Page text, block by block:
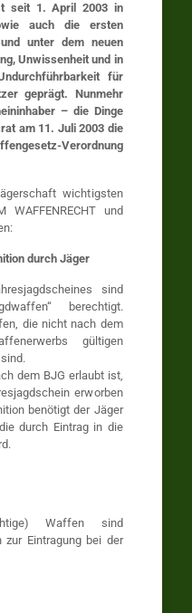
seit 1. April 2003 in
auch die ersten
unter dem neuen
Unwissenheit und in
für
geprägt. Nunmehr
– die Dinge
am 11. Juli 2003 die
Verordnung
wichtigsten
WAFFENRECHT und
durch Jäger
sind
berechtigt.
die nicht nach dem
gültigen
dem BJG erlaubt ist,
erworben
benötigt der Jäger
durch Eintrag in die
Waffen sind
zur Eintragung bei der